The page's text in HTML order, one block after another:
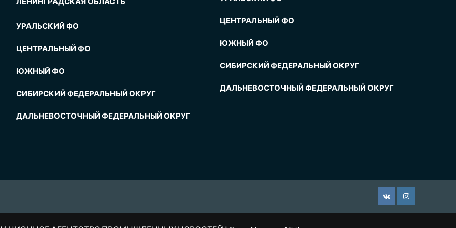
УРАЛЬСКИЙ ФО
ЦЕНТРАЛЬНЫЙ ФО
ЮЖНЫЙ ФО
СИБИРСКИЙ ФЕДЕРАЛЬНЫЙ ОКРУГ
ДАЛЬНЕВОСТОЧНЫЙ ФЕДЕРАЛЬНЫЙ ОКРУГ
ЦЕНТРАЛЬНЫЙ ФО
ЮЖНЫЙ ФО
СИБИРСКИЙ ФЕДЕРАЛЬНЫЙ ОКРУГ
ДАЛЬНЕВОСТОЧНЫЙ ФЕДЕРАЛЬНЫЙ ОКРУГ